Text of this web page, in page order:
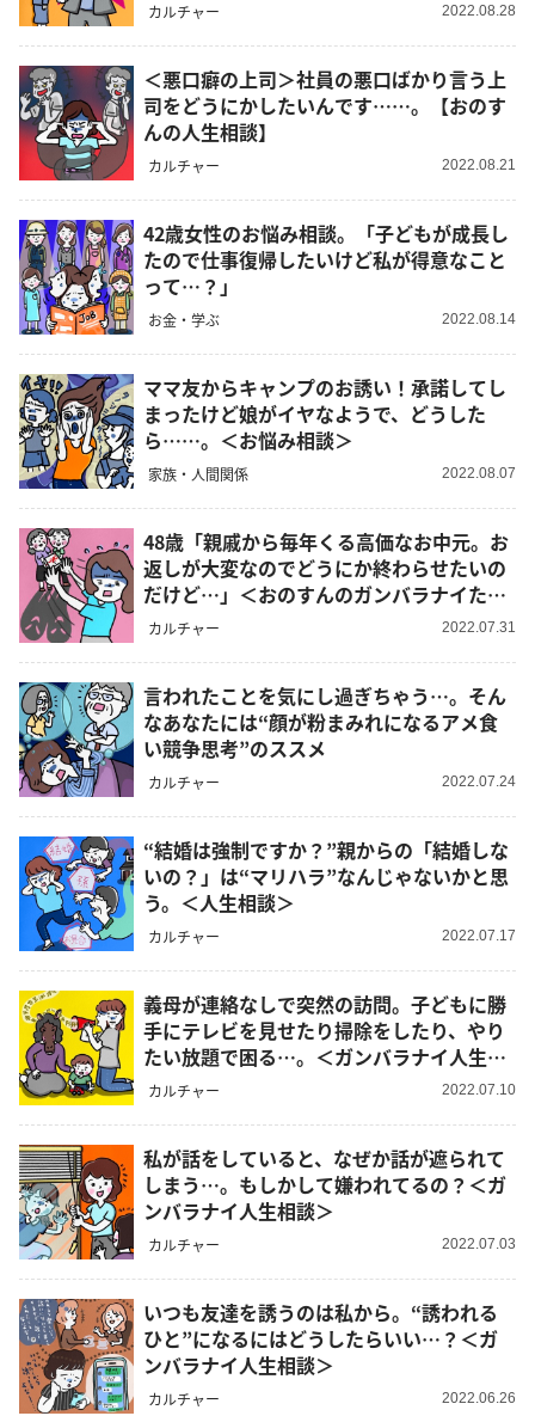
カルチャー 2022.08.28
＜悪口癖の上司＞社員の悪口ばかり言う上
司をどうにかしたいんです……。【おのす
んの人生相談】
カルチャー 2022.08.21
42歳女性のお悩み相談。「子どもが成長し
たので仕事復帰したいけど私が得意なこと
って…？」
お金・学ぶ 2022.08.14
ママ友からキャンプのお誘い！承諾してし
まったけど娘がイヤなようで、どうした
ら……。＜お悩み相談＞
家族・人間関係 2022.08.07
48歳「親戚から毎年くる高価なお中元。お
返しが大変なのでどうにか終わらせたいの
だけど…」＜おのすんのガンバラナイため
の人生相談＞
カルチャー 2022.07.31
言われたことを気にし過ぎちゃう…。そん
なあなたには“顔が粉まみれになるアメ食
い競争思考”のススメ
カルチャー 2022.07.24
“結婚は強制ですか？”親からの「結婚しな
いの？」は“マリハラ”なんじゃないかと思
う。＜人生相談＞
カルチャー 2022.07.17
義母が連絡なしで突然の訪問。子どもに勝
手にテレビを見せたり掃除をしたり、やり
たい放題で困る…。＜ガンバラナイ人生相
談＞
カルチャー 2022.07.10
私が話をしていると、なぜか話が遮られて
しまう…。もしかして嫌われてるの？＜ガ
ンバラナイ人生相談＞
カルチャー 2022.07.03
いつも友達を誘うのは私から。“誘われる
ひと”になるにはどうしたらいい…？＜ガ
ンバラナイ人生相談＞
カルチャー 2022.06.26